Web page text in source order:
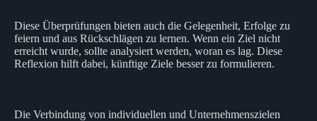
Diese Überprüfungen bieten auch die Gelegenheit, Erfolge zu
feiern und aus Rückschlägen zu lernen. Wenn ein Ziel nicht
erreicht wurde, sollte analysiert werden, woran es lag. Diese
Reflexion hilft dabei, künftige Ziele besser zu formulieren.
Die Verbindung von individuellen und Unternehmenszielen